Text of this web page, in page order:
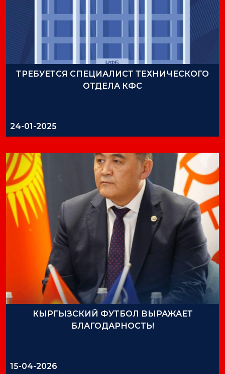
ТРЕБУЕТСЯ СПЕЦИАЛИСТ ТЕХНИЧЕСКОГО
ОТДЕЛА КФС
24-01-2025
КЫРГЫЗСКИЙ ФУТБОЛ ВЫРАЖАЕТ
БЛАГОДАРНОСТЬ!
15-04-2026